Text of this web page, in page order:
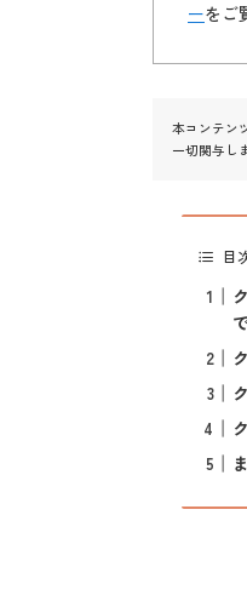
ーをご
本コンテン
一切関与し
目